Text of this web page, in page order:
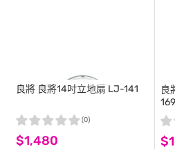
良將 良將14吋立地扇 LJ-141
$1,480
(0)
良
169